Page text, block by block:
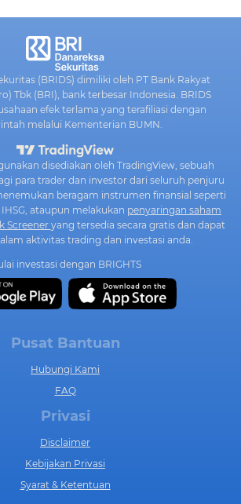
(BRIDS) dimiliki oleh PT Bank Rakyat
Tbk (BRI), bank terbesar Indonesia. BRIDS
efek terlama yang terafiliasi dengan
melalui Kementerian BUMN.
disediakan oleh TradingView, sebuah
para trader dan investor dari seluruh penjuru
beragam instrumen finansial seperti
IHSG, ataupun melakukan penyaringan saham
Screener yang tersedia secara gratis dan dapat
aktivitas trading dan investasi anda.
investasi dengan BRIGHTS
Pusat Bantuan
Hubungi Kami
FAQ
Privasi
Disclaimer
Kebijakan Privasi
Syarat & Ketentuan